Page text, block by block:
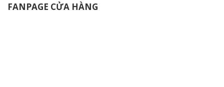
FANPAGE CỬA HÀNG